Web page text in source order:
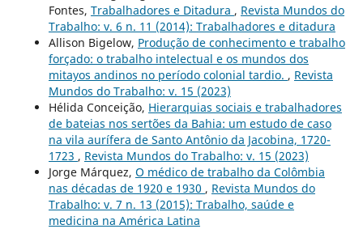
Fontes, Trabalhadores e Ditadura , Revista Mundos do
Trabalho: v. 6 n. 11 (2014): Trabalhadores e ditadura
Allison Bigelow, Produção de conhecimento e trabalho
forçado: o trabalho intelectual e os mundos dos
mitayos andinos no período colonial tardio. , Revista
Mundos do Trabalho: v. 15 (2023)
Hélida Conceição, Hierarquias sociais e trabalhadores
de bateias nos sertões da Bahia: um estudo de caso
na vila aurífera de Santo Antônio da Jacobina, 1720-
1723 , Revista Mundos do Trabalho: v. 15 (2023)
Jorge Márquez, O médico de trabalho da Colômbia
nas décadas de 1920 e 1930 , Revista Mundos do
Trabalho: v. 7 n. 13 (2015): Trabalho, saúde e
medicina na América Latina